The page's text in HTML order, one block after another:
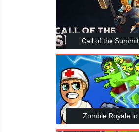
Call of the Summit
Zombie Royale.io